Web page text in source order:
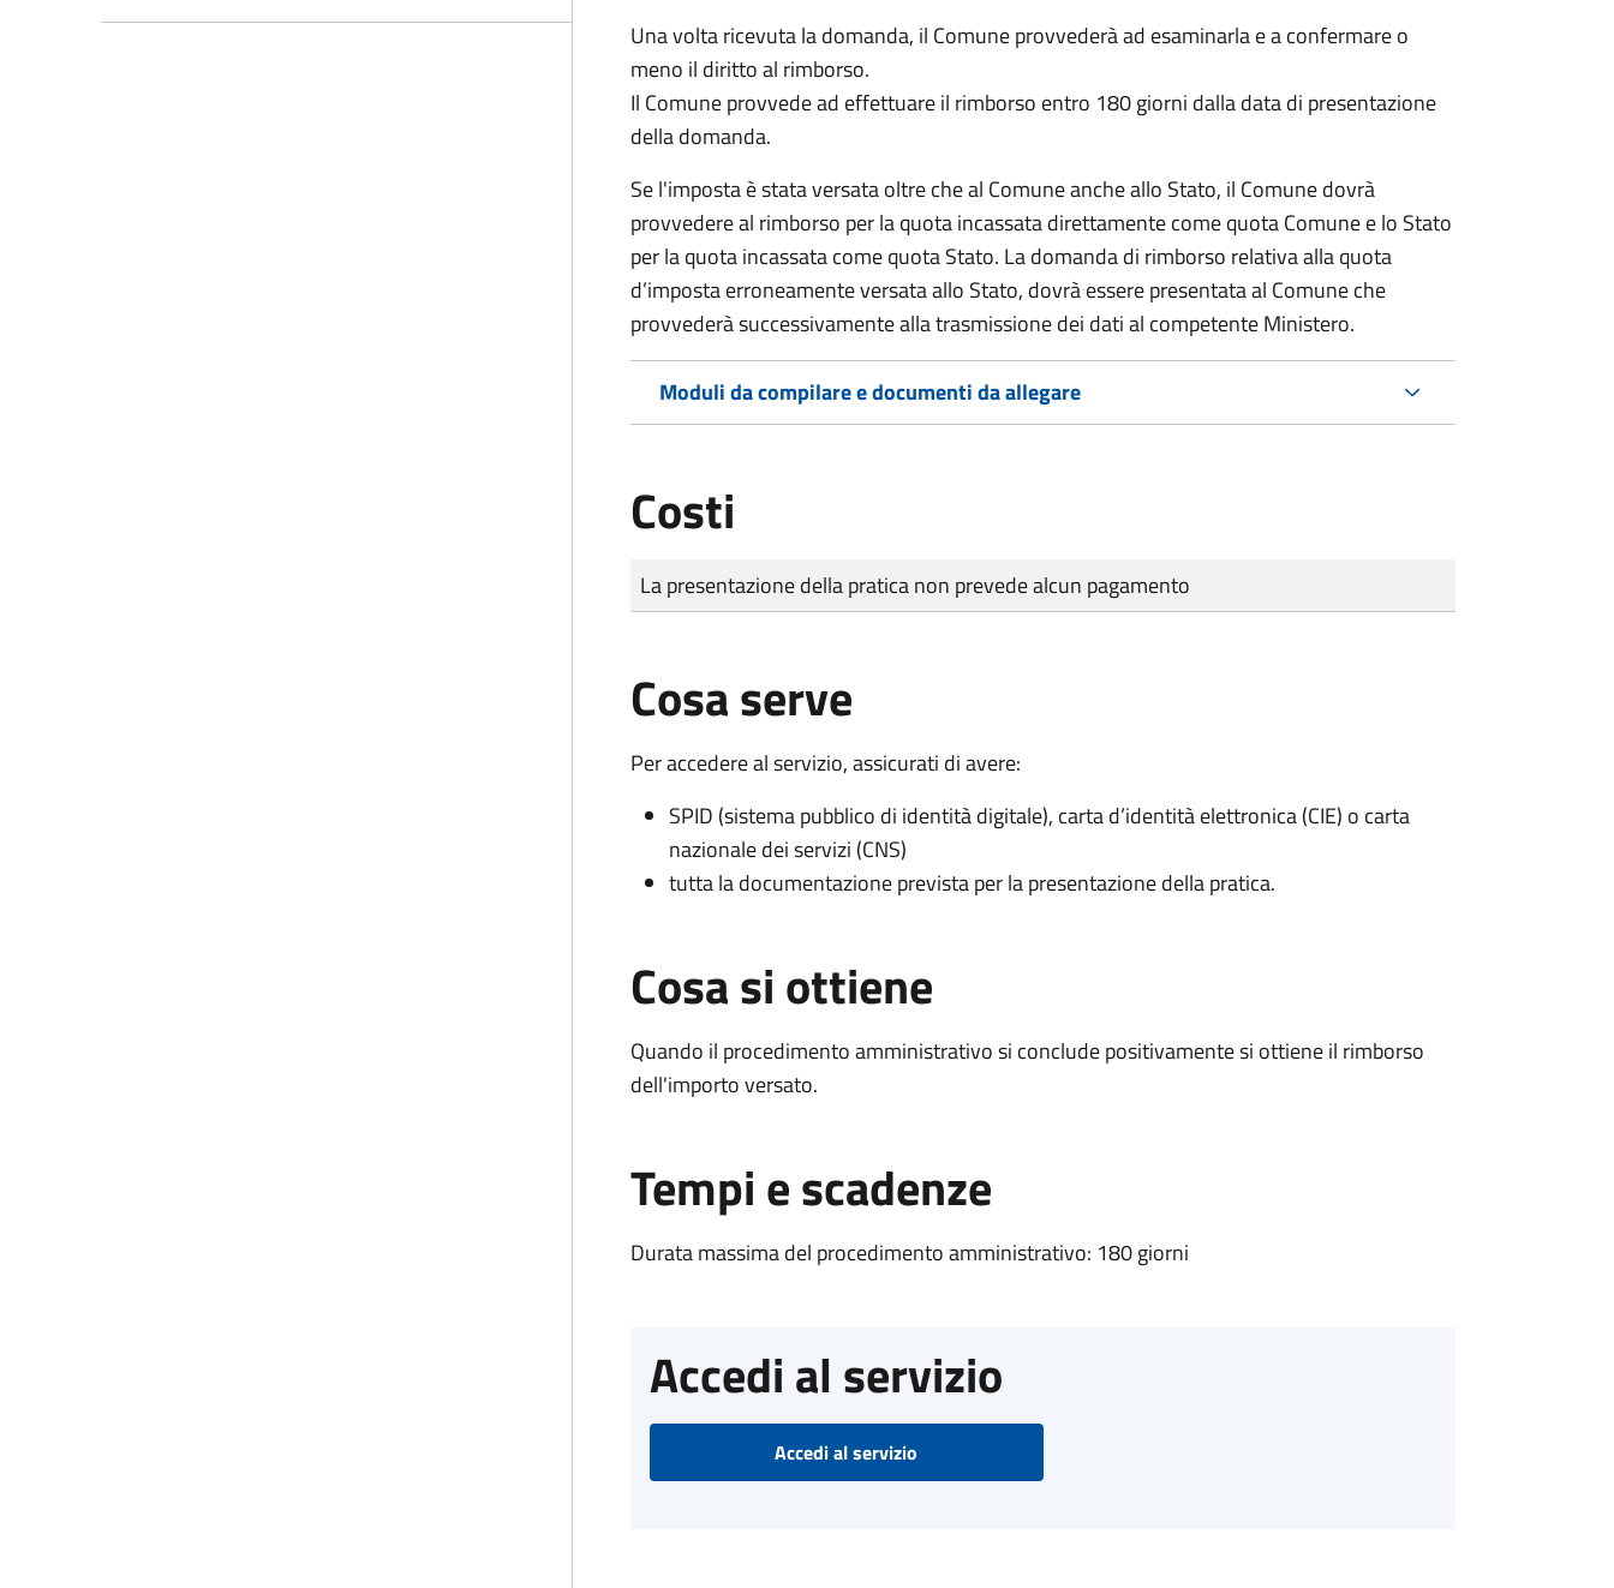
Una volta ricevuta la domanda, il Comune provvederà ad esaminarla e a confermare o
meno il diritto al rimborso.
Il Comune provvede ad effettuare il rimborso entro 180 giorni dalla data di presentazione
della domanda.
Se l'imposta è stata versata oltre che al Comune anche allo Stato, il Comune dovrà
provvedere al rimborso per la quota incassata direttamente come quota Comune e lo Stato
per la quota incassata come quota Stato. La domanda di rimborso relativa alla quota
d’imposta erroneamente versata allo Stato, dovrà essere presentata al Comune che
provvederà successivamente alla trasmissione dei dati al competente Ministero.
Moduli da compilare e documenti da allegare
Costi
Tipo di pagamento
Importo
La presentazione della pratica non prevede alcun pagamento
Cosa serve
Per accedere al servizio, assicurati di avere:
SPID (sistema pubblico di identità digitale), carta d’identità elettronica (CIE) o carta
nazionale dei servizi (CNS)
tutta la documentazione prevista per la presentazione della pratica.
Cosa si ottiene
Quando il procedimento amministrativo si conclude positivamente si ottiene il rimborso
dell'importo versato.
Tempi e scadenze
Durata massima del procedimento amministrativo: 180 giorni
Accedi al servizio
Accedi al servizio